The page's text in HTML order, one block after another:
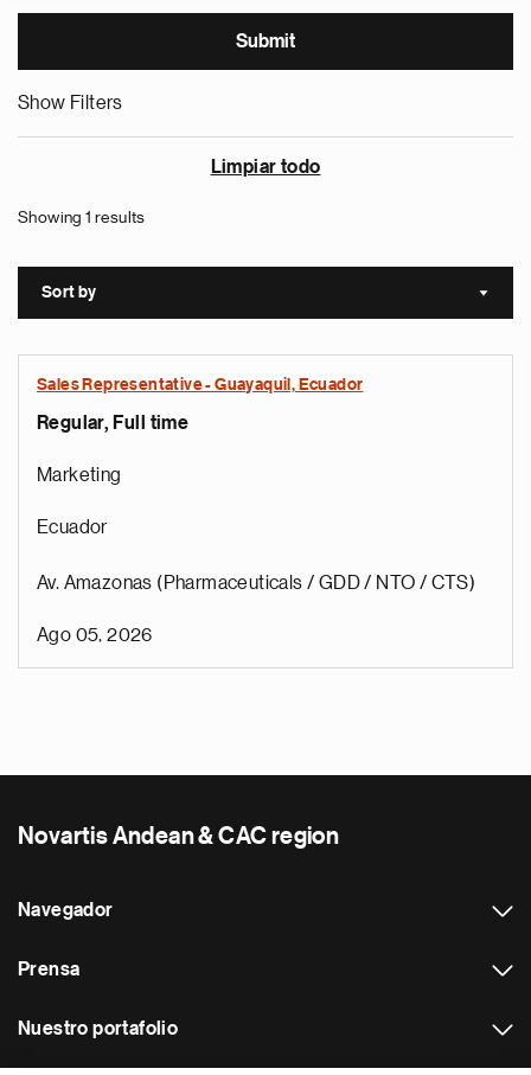
Show Filters
Limpiar todo
Showing 1 results
Sort by Sort
Sales Representative - Guayaquil, Ecuador
Regular, Full time
Marketing
Ecuador
Av. Amazonas (Pharmaceuticals / GDD / NTO / CTS)
Ago 05, 2026
Novartis Andean & CAC region
Navegador
Prensa
Nuestro portafolio